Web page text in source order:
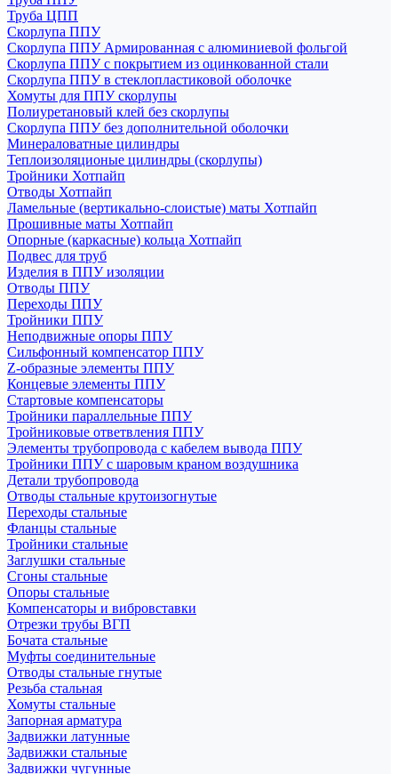
Труба ЦПП
Скорлупа ППУ
Скорлупа ППУ Армированная с алюминиевой фольгой
Скорлупа ППУ с покрытием из оцинкованной стали
Скорлупа ППУ в стеклопластиковой оболочке
Хомуты для ППУ скорлупы
Полиуретановый клей без скорлупы
Скорлупа ППУ без дополнительной оболочки
Минераловатные цилиндры
Теплоизоляционые цилиндры (скорлупы)
Тройники Хотпайп
Отводы Хотпайп
Ламельные (вертикально-слоистые) маты Хотпайп
Прошивные маты Хотпайп
Опорные (каркасные) кольца Хотпайп
Подвес для труб
Изделия в ППУ изоляции
Отводы ППУ
Переходы ППУ
Тройники ППУ
Неподвижные опоры ППУ
Cильфонный компенсатор ППУ
Z-образные элементы ППУ
Концевые элементы ППУ
Стартовые компенсаторы
Тройники параллельные ППУ
Тройниковые ответвления ППУ
Элементы трубопровода с кабелем вывода ППУ
Тройники ППУ с шаровым краном воздушника
Детали трубопровода
Отводы стальные крутоизогнутые
Переходы стальные
Фланцы стальные
Тройники стальные
Заглушки стальные
Сгоны стальные
Опоры стальные
Компенсаторы и вибровставки
Отрезки трубы ВГП
Бочата стальные
Муфты соединительные
Отводы стальные гнутые
Резьба стальная
Хомуты стальные
Запорная арматура
Задвижки латунные
Задвижки стальные
Задвижки чугунные